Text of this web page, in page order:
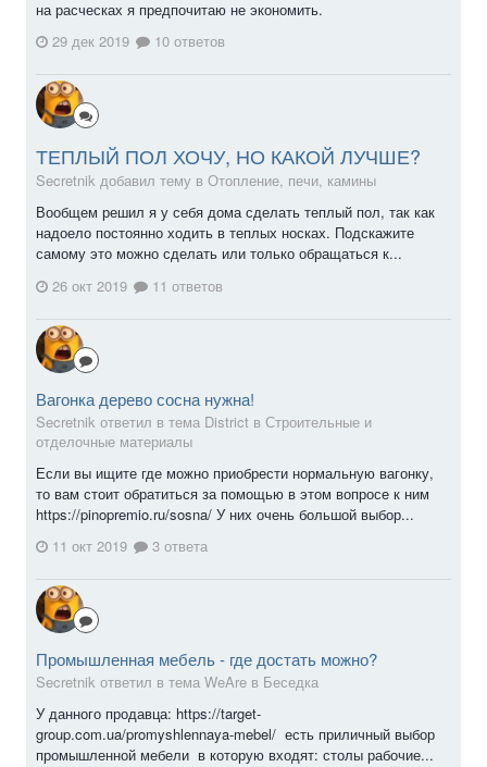
на расческах я предпочитаю не экономить.
29 дек 2019
10 ответов
ТЕПЛЫЙ ПОЛ ХОЧУ, НО КАКОЙ ЛУЧШЕ?
Secretnik добавил тему в Отопление, печи, камины
Вообщем решил я у себя дома сделать теплый пол, так как
надоело постоянно ходить в теплых носках. Подскажите
самому это можно сделать или только обращаться к...
26 окт 2019
11 ответов
Вагонка дерево сосна нужна!
Secretnik ответил в тема District в Строительные и
отделочные материалы
Если вы ищите где можно приобрести нормальную вагонку,
то вам стоит обратиться за помощью в этом вопросе к ним
https://pinopremio.ru/sosna/ У них очень большой выбор...
11 окт 2019
3 ответа
Промышленная мебель - где достать можно?
Secretnik ответил в тема WeAre в Беседка
У данного продавца: https://target-
group.com.ua/promyshlennaya-mebel/ есть приличный выбор
промышленной мебели в которую входят: столы рабочие...